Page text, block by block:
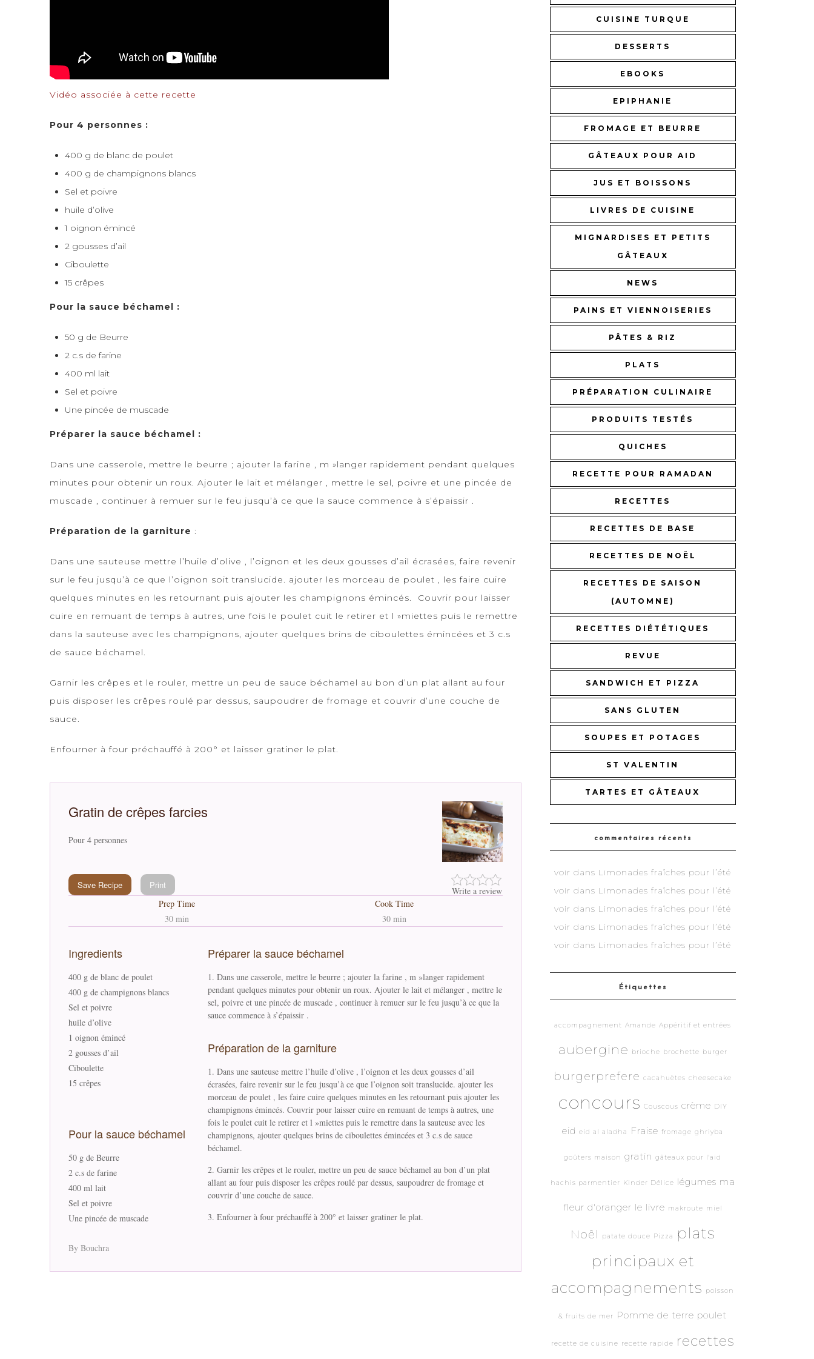
Vidéo associée à cette recette
Pour 4 personnes :
400 g de blanc de poulet
400 g de champignons blancs
Sel et poivre
huile d’olive
1 oignon émincé
2 gousses d’ail
Ciboulette
15 crêpes
Pour la sauce béchamel :
50 g de Beurre
2 c.s de farine
400 ml lait
Sel et poivre
Une pincée de muscade
Préparer la sauce béchamel :
Dans une casserole, mettre le beurre ; ajouter la farine , m »langer rapidement pendant quelques
minutes pour obtenir un roux. Ajouter le lait et mélanger , mettre le sel, poivre et une pincée de
muscade , continuer à remuer sur le feu jusqu’à ce que la sauce commence à s’épaissir .
Préparation de la garniture :
Dans une sauteuse mettre l’huile d’olive , l’oignon et les deux gousses d’ail écrasées, faire revenir
sur le feu jusqu’à ce que l’oignon soit translucide. ajouter les morceau de poulet , les faire cuire
quelques minutes en les retournant puis ajouter les champignons émincés. Couvrir pour laisser
cuire en remuant de temps à autres, une fois le poulet cuit le retirer et l »miettes puis le remettre
dans la sauteuse avec les champignons, ajouter quelques brins de ciboulettes émincées et 3 c.s
de sauce béchamel.
Garnir les crêpes et le rouler, mettre un peu de sauce béchamel au bon d’un plat allant au four
puis disposer les crêpes roulé par dessus, saupoudrer de fromage et couvrir d’une couche de
sauce.
Enfourner à four préchauffé à 200° et laisser gratiner le plat.
Gratin de crêpes farcies
Pour 4 personnes
Write a review
Save Recipe
Print
Prep Time
30 min
Cook Time
30 min
Ingredients
400 g de blanc de poulet
400 g de champignons blancs
Sel et poivre
huile d’olive
1 oignon émincé
2 gousses d’ail
Ciboulette
15 crêpes
Pour la sauce béchamel
50 g de Beurre
2 c.s de farine
400 ml lait
Sel et poivre
Une pincée de muscade
Préparer la sauce béchamel
Dans une casserole, mettre le beurre ; ajouter la farine , m »langer rapidement
pendant quelques minutes pour obtenir un roux. Ajouter le lait et mélanger , mettre le
sel, poivre et une pincée de muscade , continuer à remuer sur le feu jusqu’à ce que la
sauce commence à s’épaissir .
Préparation de la garniture
Dans une sauteuse mettre l’huile d’olive , l’oignon et les deux gousses d’ail
écrasées, faire revenir sur le feu jusqu’à ce que l’oignon soit translucide. ajouter les
morceau de poulet , les faire cuire quelques minutes en les retournant puis ajouter les
champignons émincés. Couvrir pour laisser cuire en remuant de temps à autres, une
fois le poulet cuit le retirer et l »miettes puis le remettre dans la sauteuse avec les
champignons, ajouter quelques brins de ciboulettes émincées et 3 c.s de sauce
béchamel.
Garnir les crêpes et le rouler, mettre un peu de sauce béchamel au bon d’un plat
allant au four puis disposer les crêpes roulé par dessus, saupoudrer de fromage et
couvrir d’une couche de sauce.
Enfourner à four préchauffé à 200° et laisser gratiner le plat.
By Bouchra
CUISINE TURQUE
DESSERTS
EBOOKS
EPIPHANIE
FROMAGE ET BEURRE
GÂTEAUX POUR AID
JUS ET BOISSONS
LIVRES DE CUISINE
MIGNARDISES ET PETITS
GÂTEAUX
NEWS
PAINS ET VIENNOISERIES
PÂTES & RIZ
PLATS
PRÉPARATION CULINAIRE
PRODUITS TESTÉS
QUICHES
RECETTE POUR RAMADAN
RECETTES
RECETTES DE BASE
RECETTES DE NOËL
RECETTES DE SAISON
(AUTOMNE)
RECETTES DIÉTÉTIQUES
REVUE
SANDWICH ET PIZZA
SANS GLUTEN
SOUPES ET POTAGES
ST VALENTIN
TARTES ET GÂTEAUX
commentaires récents
voir dans Limonades fraîches pour l’été
voir dans Limonades fraîches pour l’été
voir dans Limonades fraîches pour l’été
voir dans Limonades fraîches pour l’été
voir dans Limonades fraîches pour l’été
Étiquettes
accompagnement Amande Appéritif et entrées
aubergine brioche brochette burger
burgerprefere cacahuètes cheesecake
concours Couscous crème DIY
eid eid al aladha Fraise fromage ghriyba
goûters maison gratin gâteaux pour l'aid
hachis parmentier Kinder Délice légumes ma
fleur d'oranger le livre makroute miel
Noêl patate douce Pizza
plats
principaux et
accompagnements
poisson
& fruits de mer Pomme de terre poulet
recette de cuisine recette rapide recettes